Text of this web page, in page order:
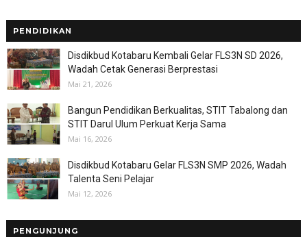
PENDIDIKAN
Disdikbud Kotabaru Kembali Gelar FLS3N SD 2026,
Wadah Cetak Generasi Berprestasi
Mai 21, 2026
Bangun Pendidikan Berkualitas, STIT Tabalong dan
STIT Darul Ulum Perkuat Kerja Sama
Mai 16, 2026
Disdikbud Kotabaru Gelar FLS3N SMP 2026, Wadah
Talenta Seni Pelajar
Mai 12, 2026
PENGUNJUNG